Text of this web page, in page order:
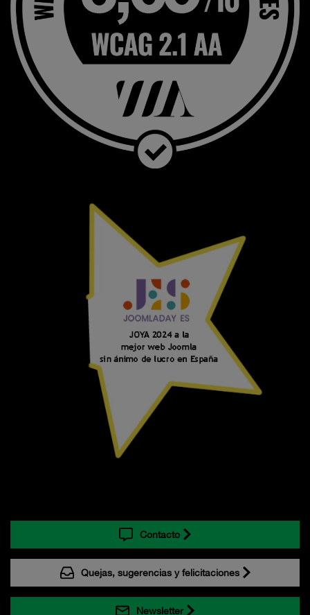
Contacto
Quejas, sugerencias y felicitaciones
Newsletter